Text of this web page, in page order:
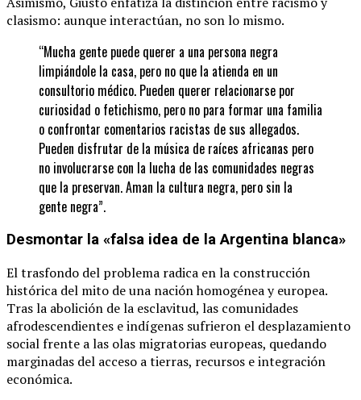
clasismo: aunque interactúan, no son lo mismo.
“Mucha gente puede querer a una persona negra
limpiándole la casa, pero no que la atienda en un
consultorio médico. Pueden querer relacionarse por
curiosidad o fetichismo, pero no para formar una familia
o confrontar comentarios racistas de sus allegados.
Pueden disfrutar de la música de raíces africanas pero
no involucrarse con la lucha de las comunidades negras
que la preservan. Aman la cultura negra, pero sin la
gente negra”.
Desmontar la «falsa idea de la Argentina blanca»
El trasfondo del problema radica en la construcción
histórica del mito de una nación homogénea y europea.
Tras la abolición de la esclavitud, las comunidades
afrodescendientes e indígenas sufrieron el desplazamiento
social frente a las olas migratorias europeas, quedando
marginadas del acceso a tierras, recursos e integración
económica.